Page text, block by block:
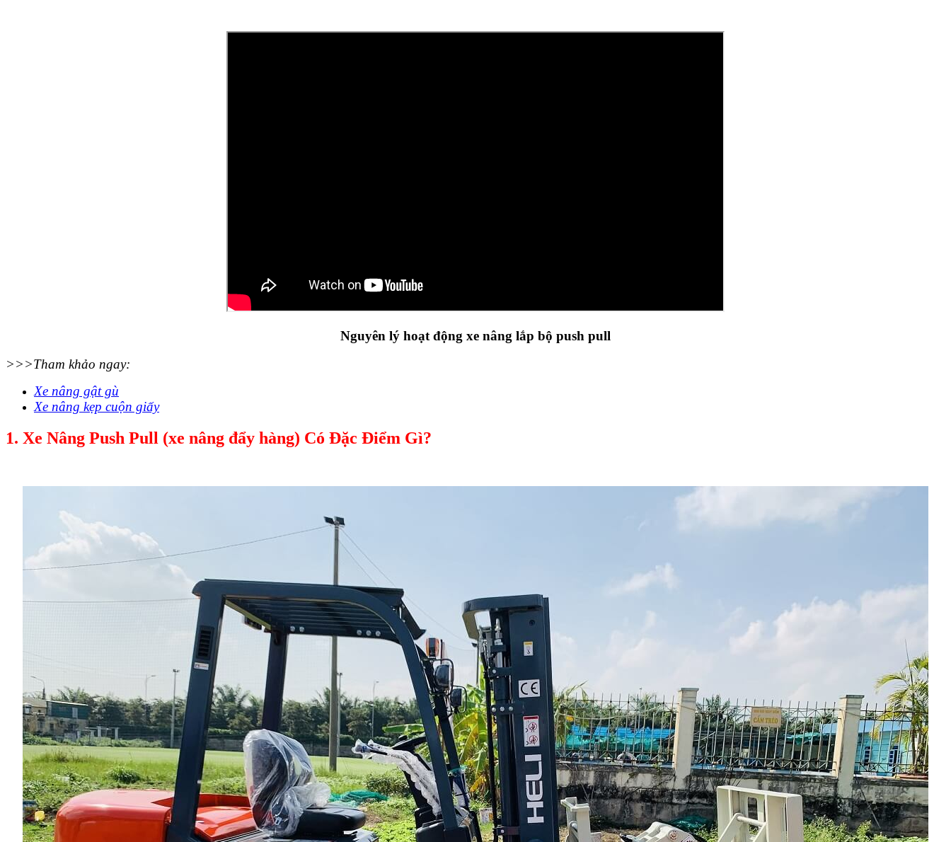
Nguyên lý hoạt động xe nâng lắp bộ push pull
>>>Tham khảo ngay:
Xe nâng gật gù
Xe nâng kẹp cuộn giấy
1. Xe Nâng Push Pull (xe nâng đẩy hàng) Có Đặc Điểm Gì?